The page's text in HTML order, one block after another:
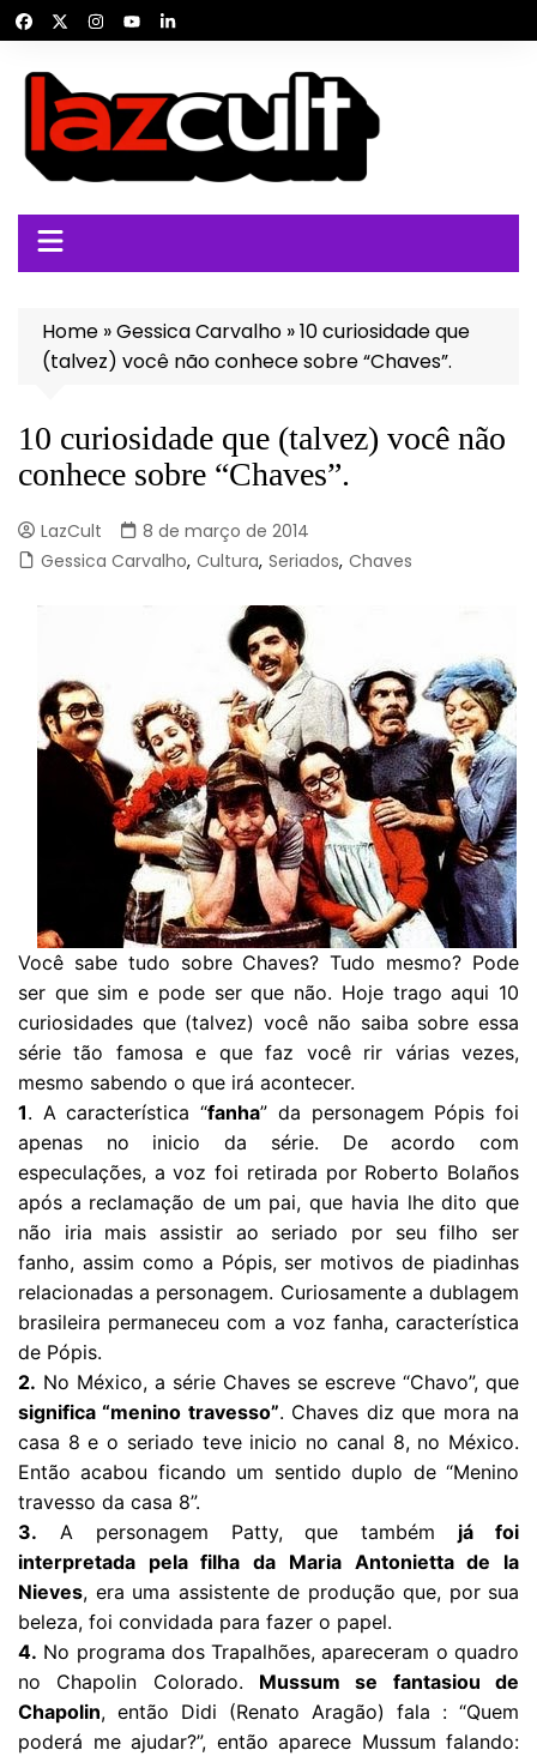
para
conteúdo
Home »Gessica Carvalho »10 curiosidade que
(talvez) você não conhece sobre “Chaves”.
10 curiosidade que (talvez) você não
conhece sobre “Chaves”.
LazCult
8 de março de 2014
Gessica Carvalho, Cultura, Seriados, Chaves
Você sabe tudo sobre Chaves? Tudo mesmo? Pode
ser que sim e pode ser que não. Hoje trago aqui 10
curiosidades que (talvez) você não saiba sobre essa
série tão famosa e que faz você rir várias vezes,
mesmo sabendo o que irá acontecer.
1. A característica “fanha” da personagem Pópis foi
apenas no inicio da série. De acordo com
especulações, a voz foi retirada por Roberto Bolaños
após a reclamação de um pai, que havia lhe dito que
não iria mais assistir ao seriado por seu filho ser
fanho, assim como a Pópis, ser motivos de piadinhas
relacionadas a personagem. Curiosamente a dublagem
brasileira permaneceu com a voz fanha, característica
de Pópis.
2. No México, a série Chaves se escreve “Chavo”, que
significa “menino travesso”. Chaves diz que mora na
casa 8 e o seriado teve inicio no canal 8, no México.
Então acabou ficando um sentido duplo de “Menino
travesso da casa 8”.
3. A personagem Patty, que também já foi
interpretada pela filha da Maria Antonietta de la
Nieves, era uma assistente de produção que, por sua
beleza, foi convidada para fazer o papel.
4. No programa dos Trapalhões, apareceram o quadro
no Chapolin Colorado. Mussum se fantasiou de
Chapolin, então Didi (Renato Aragão) fala : “Quem
poderá me ajudar?”, então aparece Mussum falando: